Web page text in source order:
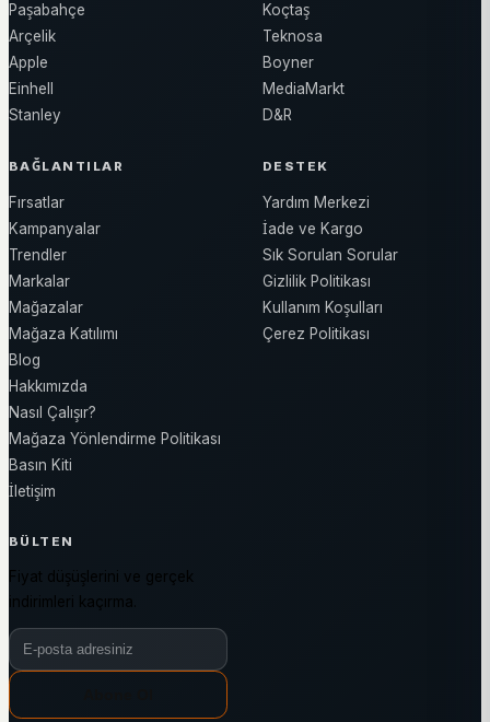
Paşabahçe
Arçelik
Apple
Einhell
Stanley
Koçtaş
Teknosa
Boyner
MediaMarkt
D&R
BAĞLANTILAR
Fırsatlar
Kampanyalar
Trendler
Markalar
Mağazalar
Mağaza Katılımı
Blog
Hakkımızda
Nasıl Çalışır?
Mağaza Yönlendirme Politikası
Basın Kiti
İletişim
DESTEK
Yardım Merkezi
İade ve Kargo
Sık Sorulan Sorular
Gizlilik Politikası
Kullanım Koşulları
Çerez Politikası
BÜLTEN
Fiyat düşüşlerini ve gerçek
indirimleri kaçırma.
Bülten e-posta adresiniz